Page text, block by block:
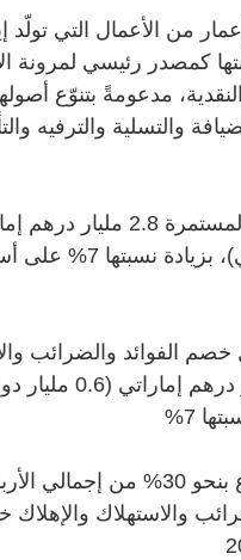
من الأعمال التي تولّد
كمصدر رئيسي لمرونة
مدعومةً بتنوّع
والتسلية والترفيه
مليار دولار أمريكي)، بزيادة
خصم الفوائد والضرائب
والإهلاك 2.2 مليار درهم إماراتي (0.6
7%
أسهم هذا القطاع بنحو 30% من
والاستهلاك والإهلاك